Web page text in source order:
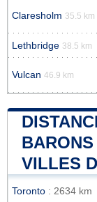
Claresholm 35.5 km
Lethbridge 38.5 km
Vulcan 46.9 km
VILLES
Toronto : 2634 km